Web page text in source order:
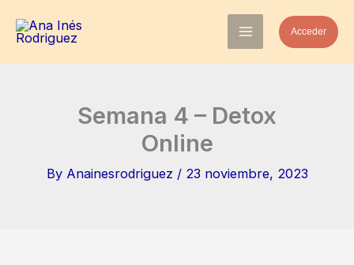
Acceder
Semana 4 – Detox
Online
By Anainesrodriguez / 23 noviembre, 2023